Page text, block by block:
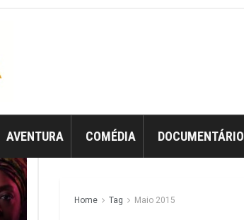
AVENTURA COMÉDIA DOCUMENTÁRIO
Home Tag Maio 2015